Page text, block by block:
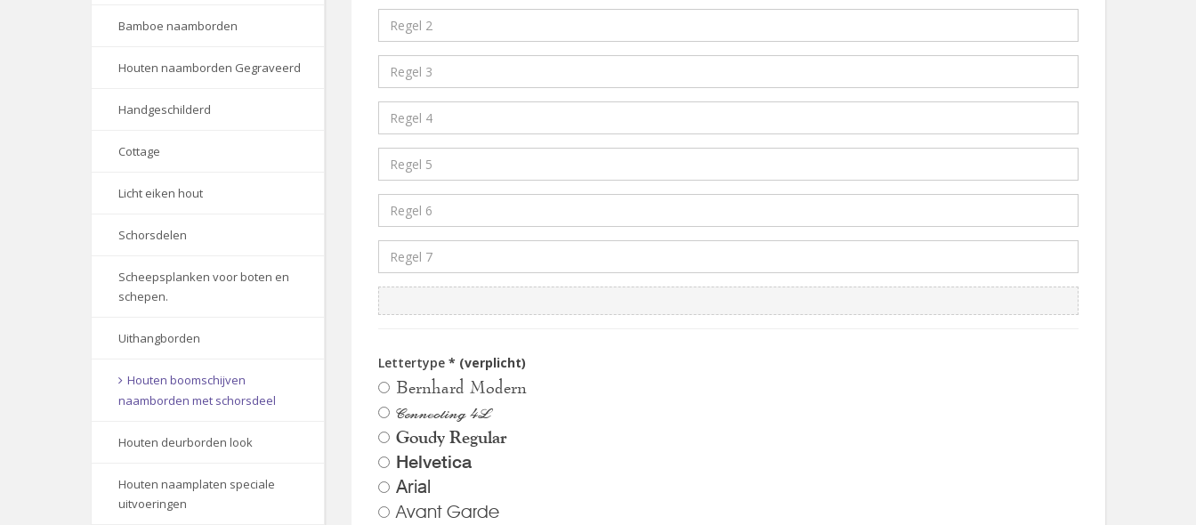
Bamboe naamborden
Houten naamborden Gegraveerd
Handgeschilderd
Cottage
Licht eiken hout
Schorsdelen
Scheepsplanken voor boten en
schepen.
Uithangborden
Houten boomschijven
naamborden met schorsdeel
Houten deurborden look
Houten naamplaten speciale
uitvoeringen
Lettertype * (verplicht)
Bernhard Modern
Connecting 4L
Goudy Regular
Helvetica
Arial
Avant Garde